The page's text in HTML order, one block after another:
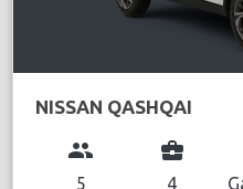
NISSAN QASHQAI
group
5
business_center
4